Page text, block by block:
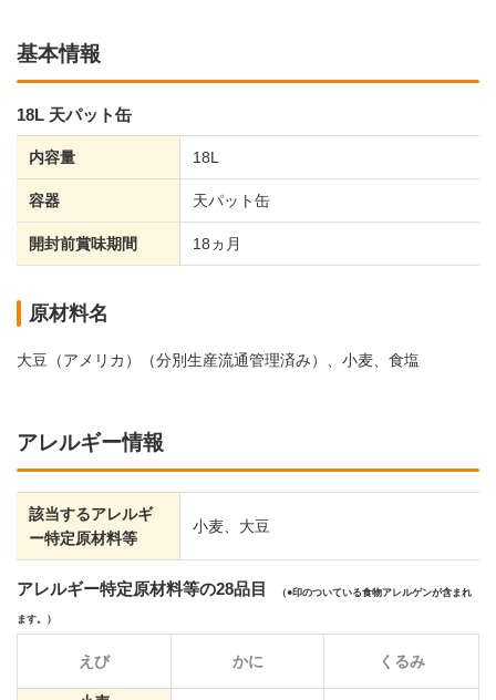
基本情報
18L 天パット缶
内容量 18L
容器 天パット缶
開封前賞味期間 18ヵ月
原材料名
大豆（アメリカ）（分別生産流通管理済み）、小麦、食塩
アレルギー情報
該当するアレルギ
ー特定原材料等
小麦、大豆
アレルギー特定原材料等の28品目 （ 印のついている食物アレルゲンが含まれ
ます。）
えび かに くるみ